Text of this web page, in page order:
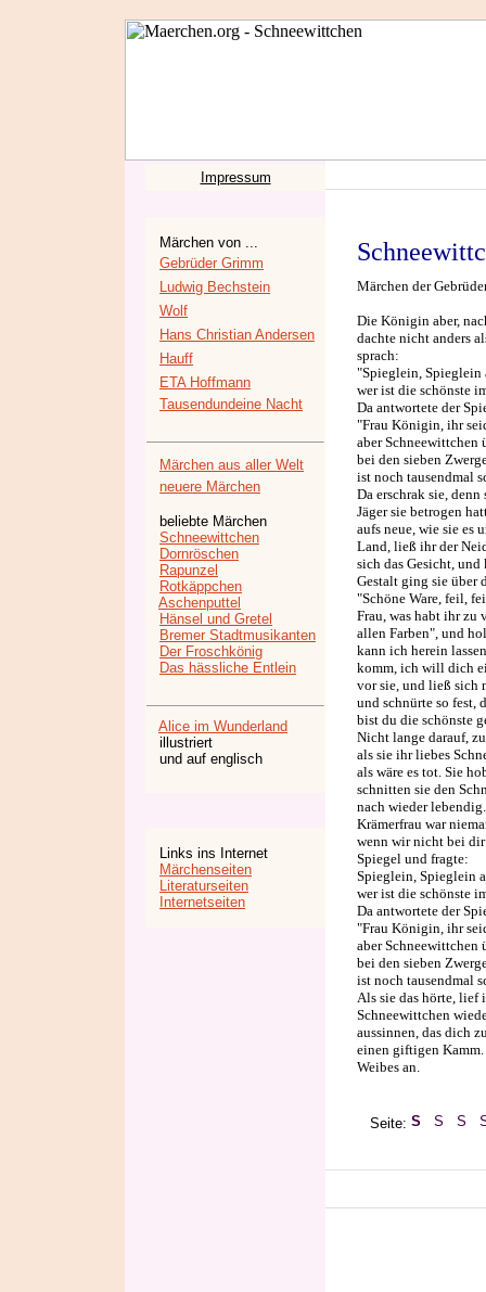
Impressum
Märchen von ...
Gebrüder Grimm
Ludwig Bechstein
Wolf
Hans Christian Andersen
Hauff
ETA Hoffmann
Tausendundeine Nacht
Märchen aus aller Welt
neuere Märchen
beliebte Märchen
Schneewittchen
Dornröschen
Rapunzel
Rotkäppchen
Aschenputtel
Hänsel und Gretel
Bremer Stadtmusikanten
Der Froschkönig
Das hässliche Entlein
Alice im Wunderland
illustriert
und auf englisch
Links ins Internet
Märchenseiten
Literaturseiten
Internetseiten
Märchen der
Die Königin aber,
dachte nicht anders
sprach:
"Spieglein, Spieglein
wer ist die schönste
Da antwortete der
"Frau Königin, ihr
aber Schneewittchen
bei den sieben
ist noch tausendmal
Da erschrak sie,
Jäger sie betrogen
aufs neue, wie sie es
Land, ließ ihr der
sich das Gesicht,
Gestalt ging sie über
"Schöne Ware, feil,
Frau, was habt ihr zu
allen Farben", und
kann ich herein
komm, ich will dich
vor sie, und ließ sich
und schnürte so fest,
bist du die schönste
Nicht lange darauf,
als sie ihr liebes
als wäre es tot. Sie
schnitten sie den
nach wieder
Krämerfrau war
wenn wir nicht bei dir
Spiegel und fragte:
Spieglein, Spieglein
wer ist die schönste
Da antwortete der
"Frau Königin, ihr
aber Schneewittchen
bei den sieben
ist noch tausendmal
Als sie das hörte, lief
Schneewittchen
aussinnen, das dich
einen giftigen Kamm.
Weibes an.
Seite: